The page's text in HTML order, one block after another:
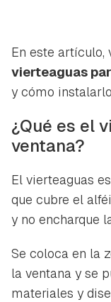
En este artículo,
vierteaguas
y cómo
¿Qué es el
ventana?
El vierteaguas
que cubre el
y no encharque
Se coloca en la
la ventana y se
materiales y